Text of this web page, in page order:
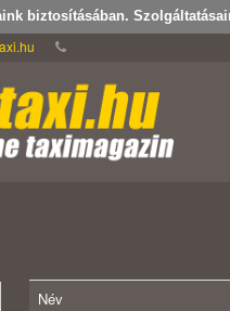
biztosításában.
Név